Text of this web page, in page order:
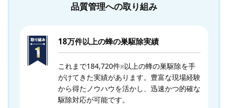
品質管理への取り組み
18万件以上の蜂の巣駆除実績
これまで184,720件※以上の蜂の巣駆除を手
がけてきた実績があります。豊富な現場経験
から得たノウハウを活かし、迅速かつ的確な
駆除対応が可能です。